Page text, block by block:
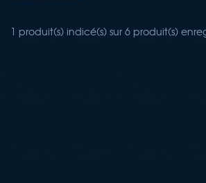
1 produit(s) indicé(s) sur 6 produit(s)